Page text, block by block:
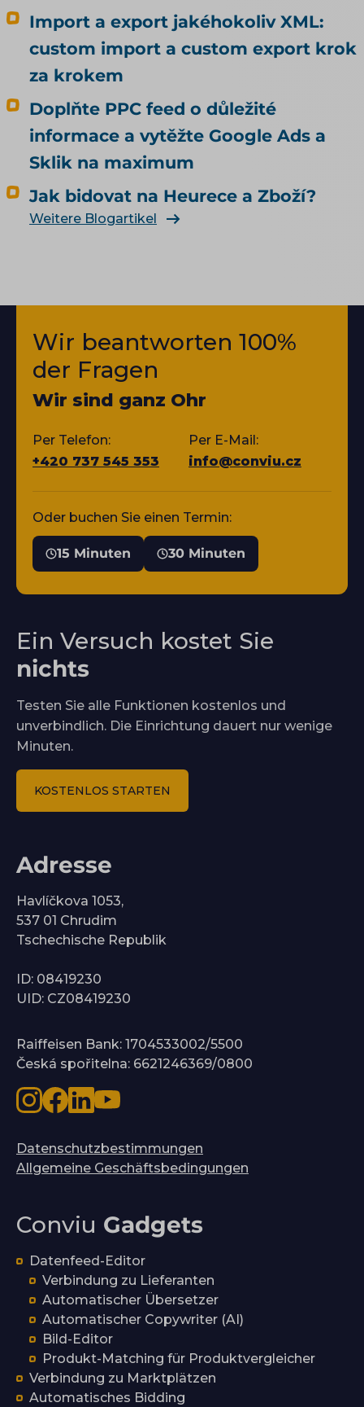
Import a export jakéhokoliv XML:
custom import a custom export krok
za krokem
Doplňte PPC feed o důležité
informace a vytěžte Google Ads a
Sklik na maximum
Jak bidovat na Heurece a Zboží?
Weitere Blogartikel
Wir beantworten 100%
der Fragen
Wir sind ganz Ohr
Per Telefon:
+420 737 545 353
Per E-Mail:
info@conviu.cz
Oder buchen Sie einen Termin:
15 Minuten 30 Minuten
Ein Versuch kostet Sie
nichts
Testen Sie alle Funktionen kostenlos und
unverbindlich. Die Einrichtung dauert nur wenige
Minuten.
KOSTENLOS STARTEN
Adresse
Havlíčkova 1053,
537 01 Chrudim
Tschechische Republik
ID: 08419230
UID: CZ08419230
Raiffeisen Bank: 1704533002/5500
Česká spořitelna: 6621246369/0800
Datenschutzbestimmungen
Allgemeine Geschäftsbedingungen
Conviu Gadgets
Datenfeed-Editor
Verbindung zu Lieferanten
Automatischer Übersetzer
Automatischer Copywriter (AI)
Bild-Editor
Produkt-Matching für Produktvergleicher
Verbindung zu Marktplätzen
Automatisches Bidding